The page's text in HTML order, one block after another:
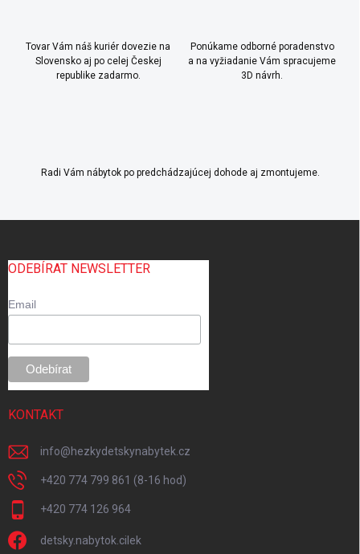
Tovar Vám náš kuriér dovezie na
Slovensko aj po celej Českej
republike zadarmo.
Ponúkame odborné poradenstvo
a na vyžiadanie Vám spracujeme
3D návrh.
Radi Vám nábytok po predchádzajúcej dohode aj zmontujeme.
ODEBÍRAT NEWSLETTER
Email
KONTAKT
info@hezkydetskynabytek.cz
+420 774 799 861 (8-16 hod)
+420 774 126 964
detsky.nabytok.cilek